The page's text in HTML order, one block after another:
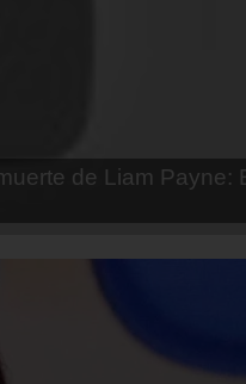
le hizo a su hija Aria